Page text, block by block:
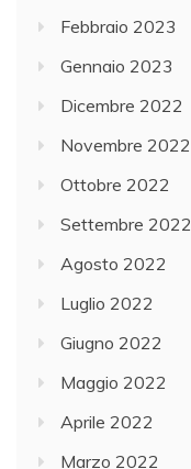
Febbraio 2023
Gennaio 2023
Dicembre 2022
Novembre 2022
Ottobre 2022
Settembre 2022
Agosto 2022
Luglio 2022
Giugno 2022
Maggio 2022
Aprile 2022
Marzo 2022